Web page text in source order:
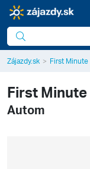
Zájazdy.sk First Minute
First Minute
Autom